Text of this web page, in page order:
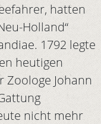
hatten
Holland“
1792 legte
heutigen
Zoologe Johann
nicht mehr